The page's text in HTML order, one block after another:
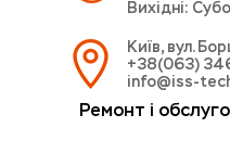
Київ, вул.
+38(063)
info@iss-
Вихідні:
Ремонт і